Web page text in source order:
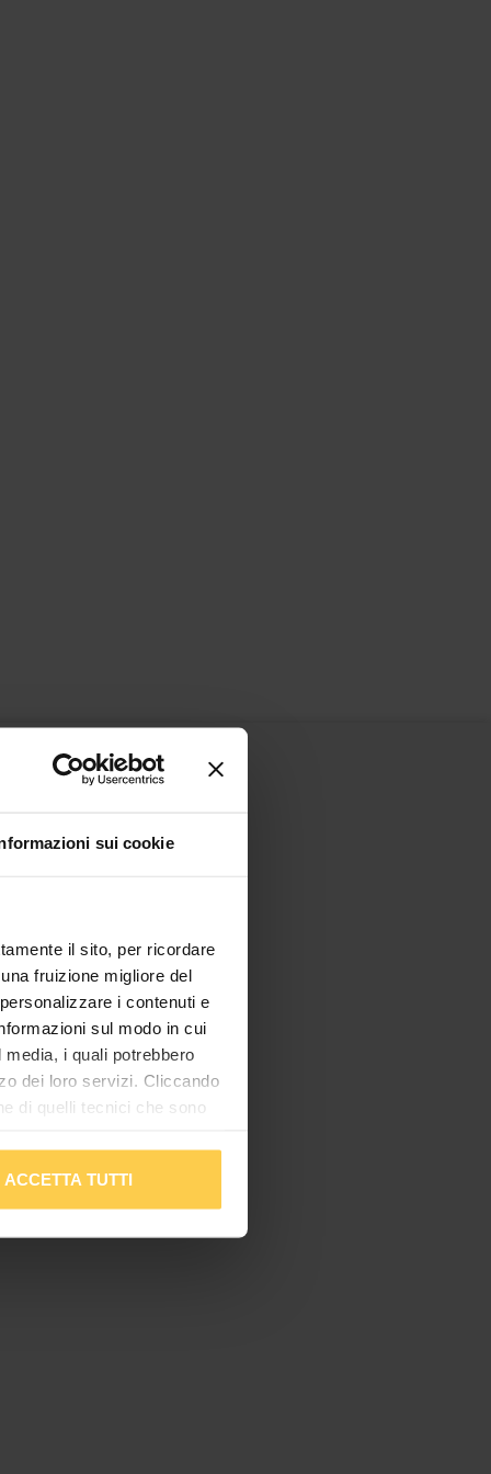
sui cookie
il sito, per ricordare
fruizione migliore del
i contenuti e
sul modo in cui
i quali potrebbero
dei loro servizi. Cliccando
di quelli tecnici che sono
ACCETTA TUTTI